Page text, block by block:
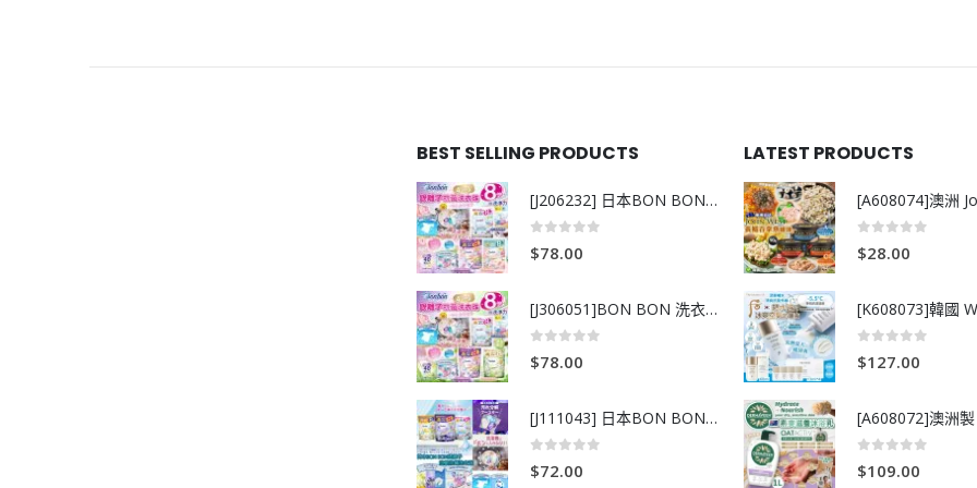
BEST SELLING PRODUCTS
[J206232] 日本BON BON銀離子抗菌啫喱洗衣珠 (80粒)
$78.00
[J306051]BON BON 洗衣珠-牧場+爽+玫瑰葡萄-80粒
$78.00
[J111043] 日本BON BON銀離子抗菌啫喱洗衣珠 (80粒)
$72.00
LATEST PRODUCTS
$28.00
$127.00
$109.00